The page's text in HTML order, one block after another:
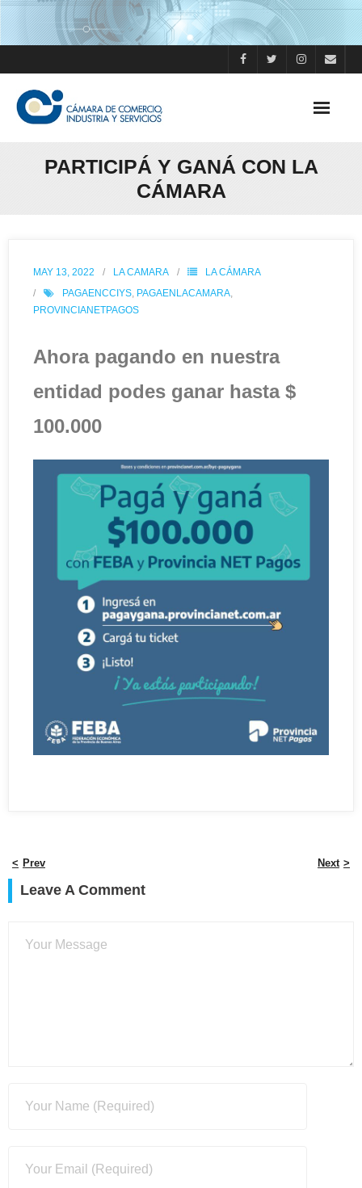
Skip
PARTICIPÁ Y GANÁ CON LA
CÁMARA
MAY 13, 2022 LA CAMARA
LA CÁMARA
PAGAENCCIYS, PAGAENLACAMARA,
PROVINCIANETPAGOS
Ahora pagando en nuestra
entidad podes ganar hasta $
100.000
Prev Next
Leave A Comment